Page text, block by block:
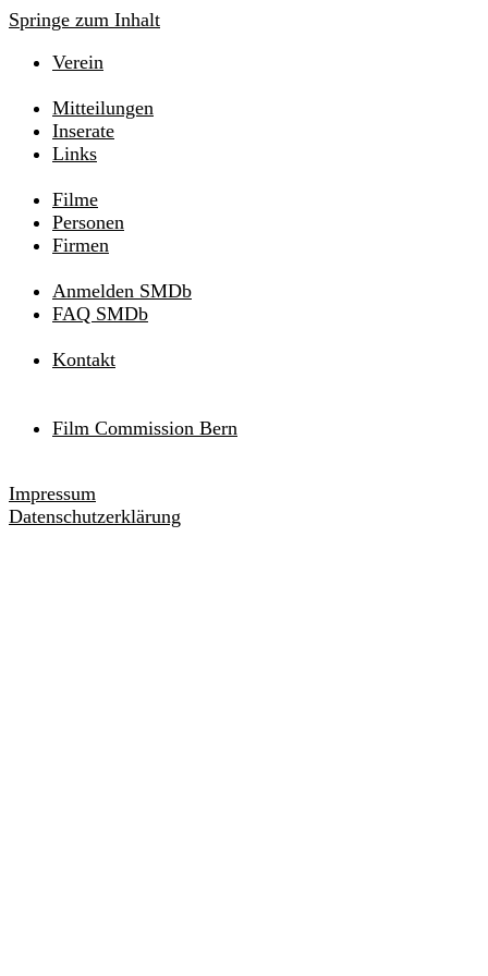
Springe zum Inhalt
Verein
Mitteilungen
Inserate
Links
Filme
Personen
Firmen
Anmelden SMDb
FAQ SMDb
Kontakt
Film Commission Bern
Impressum
Datenschutzerklärung